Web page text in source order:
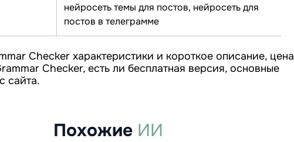
нейросеть темы для постов, нейросеть для
постов в телеграмме
Checker характеристики и короткое описание, цена
Checker, есть ли бесплатная версия, основные
сайта.
Похожие ИИ